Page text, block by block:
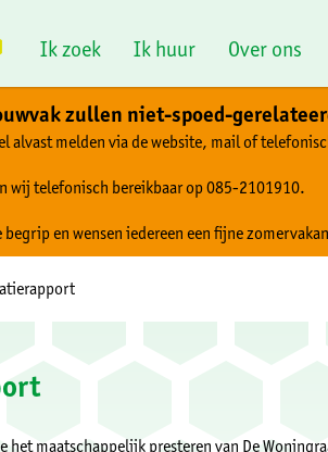
Ik zoek Ik huur Over ons
zullen niet-spoed-
alvast melden via de website, mail of
wij telefonisch bereikbaar op 085-2101910.
begrip en wensen iedereen een fijne
het maatschappelijk presteren van De